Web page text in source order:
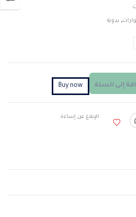
, يدوية
إلى السلة Buy now
الإبلاغ عن إساءة